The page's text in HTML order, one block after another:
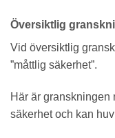
Översiktlig
Vid översiktlig
”måttlig säkerhet”.
Här är granskningen
säkerhet och kan